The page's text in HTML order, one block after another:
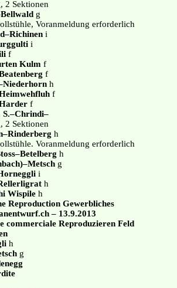
2 Sektionen
g
Voranmeldung erforderlich
i
i
f
Kulm f
f
h
f
f
S.–Chrindi–
2 Sektionen
h
Voranmeldung erforderlich
h
g
i
h
Wispile h
Reproduction Gewerbliches
– 13.9.2013
commerciale Reproduzieren Feld
h
g